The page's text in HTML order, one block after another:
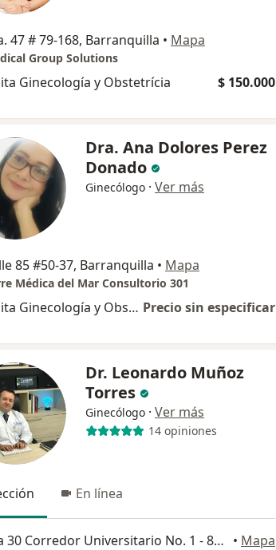
47 # 79-168, Barranquilla • Mapa
Group Solutions
Ginecología y Obstetrícia $ 150.000
Dra. Ana Dolores Perez
Donado
Ginecólogo · Ver más
85 #50-37, Barranquilla • Mapa
Médica del Mar Consultorio 301
Visita Ginecología y Obstetrícia Precio sin especificar
Dr. Leonardo Muñoz
Torres
Ginecólogo · Ver más
14 opiniones
En línea
Cra 30 Corredor Universitario No. 1 - 850, Barranquilla • Mapa